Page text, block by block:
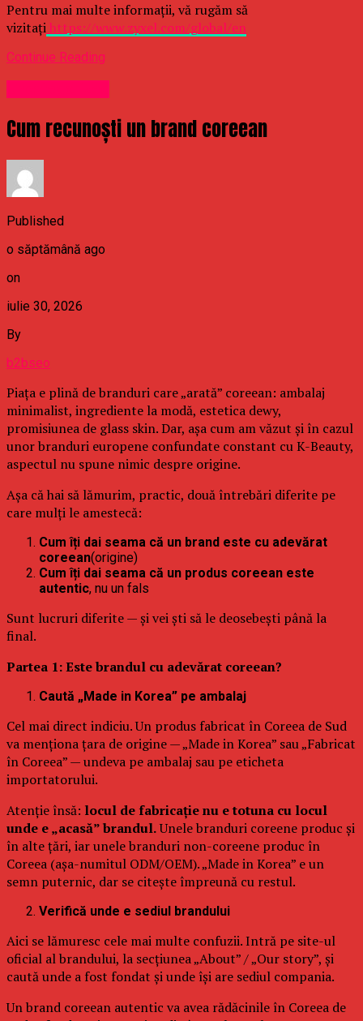
Pentru mai multe informații, vă rugăm să
vizitațihttps://www.zyxel.com/global/en
Continue Reading
Cum recunoști un brand coreean
Published
o săptămână ago
on
iulie 30, 2026
By
b2bseo
Piața e plină de branduri care „arată” coreean: ambalaj
minimalist, ingrediente la modă, estetica dewy,
promisiunea de glass skin. Dar, așa cum am văzut și în cazul
unor branduri europene confundate constant cu K-Beauty,
aspectul nu spune nimic despre origine.
Așa că hai să lămurim, practic, două întrebări diferite pe
care mulți le amestecă:
Cum îți dai seama că un brand este cu adevărat
coreean(origine)
Cum îți dai seama că un produs coreean este
autentic, nu un fals
Sunt lucruri diferite — și vei ști să le deosebești până la
final.
Partea 1: Este brandul cu adevărat coreean?
Caută „Made in Korea” pe ambalaj
Cel mai direct indiciu. Un produs fabricat în Coreea de Sud
va menționa țara de origine — „Made in Korea” sau „Fabricat
în Coreea” — undeva pe ambalaj sau pe eticheta
importatorului.
Atenție însă: locul de fabricație nu e totuna cu locul
unde e „acasă” brandul.Unele branduri coreene produc și
în alte țări, iar unele branduri non-coreene produc în
Coreea (așa-numitul ODM/OEM). „Made in Korea” e un
semn puternic, dar se citește împreună cu restul.
Verifică unde e sediul brandului
Aici se lămuresc cele mai multe confuzii. Intră pe site-ul
oficial al brandului, la secțiunea „About” / „Our story”, și
caută unde a fost fondat și unde își are sediul compania.
Un brand coreean autentic va avea rădăcinile în Coreea de